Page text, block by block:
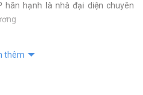
hân hạnh là nhà đại diện chuyên
sản xuất dựa trên dây chuyền
là công ty nổi tiếng với lịch sử
thêm